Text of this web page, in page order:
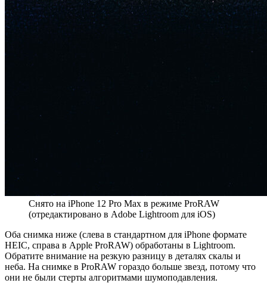
Снято на iPhone 12 Pro Max в режиме ProRAW
(отредактировано в Adobe Lightroom для iOS)
Оба снимка ниже (слева в стандартном для iPhone формате
HEIC, справа в Apple ProRAW) обработаны в Lightroom.
Обратите внимание на резкую разницу в деталях скалы и
неба. На снимке в ProRAW гораздо больше звезд, потому что
они не были стерты алгоритмами шумоподавления.